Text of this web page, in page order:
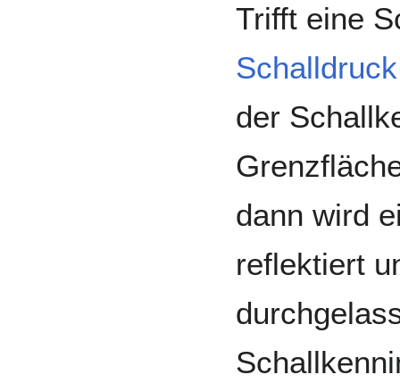
Trifft eine
Schalldruck
der
dann wird
reflektiert